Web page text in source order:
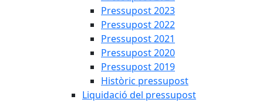
Pressupost 2023
Pressupost 2022
Pressupost 2021
Pressupost 2020
Pressupost 2019
Històric pressupost
Liquidació del pressupost